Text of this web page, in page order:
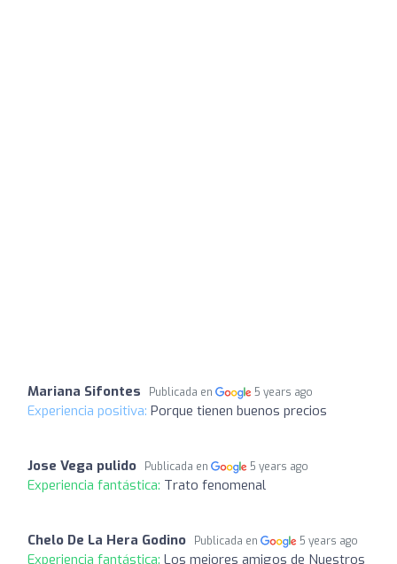
Mariana Sifontes Publicada en 5 years ago
Experiencia positiva: Porque tienen buenos precios
Jose Vega pulido Publicada en 5 years ago
Experiencia fantástica: Trato fenomenal
Chelo De La Hera Godino Publicada en 5 years ago
Experiencia fantástica: Los mejores amigos de Nuestros